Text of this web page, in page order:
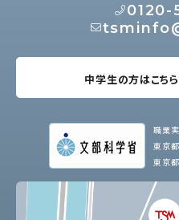
中学生の方はこちら
職業
東京
東京